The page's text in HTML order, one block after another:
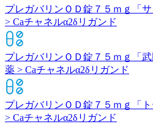
プレガバリンＯＤ錠７５ｍｇ「サ
> Caチャネルα2δリガンド
プレガバリンＯＤ錠７５ｍｇ「武
薬 > Caチャネルα2δリガンド
プレガバリンＯＤ錠７５ｍｇ「ト
> Caチャネルα2δリガンド